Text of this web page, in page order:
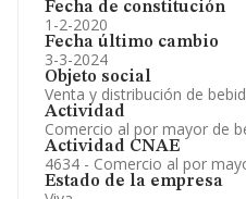
Fecha de constitución
1-2-2020
Fecha último cambio
3-3-2024
Objeto social
Venta y distribución de
Actividad
Comercio al por mayor de
Actividad CNAE
4634 - Comercio al por
Estado de la empresa